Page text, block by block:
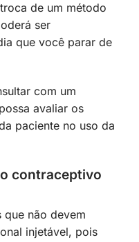
de um método
ser
que você parar de
com um
avaliar os
paciente no uso da
contraceptivo
que não devem
injetável, pois